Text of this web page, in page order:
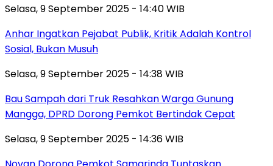
Selasa, 9 September 2025 - 14:40 WIB
Anhar Ingatkan Pejabat Publik, Kritik Adalah Kontrol
Sosial, Bukan Musuh
Selasa, 9 September 2025 - 14:38 WIB
Bau Sampah dari Truk Resahkan Warga Gunung
Mangga, DPRD Dorong Pemkot Bertindak Cepat
Selasa, 9 September 2025 - 14:36 WIB